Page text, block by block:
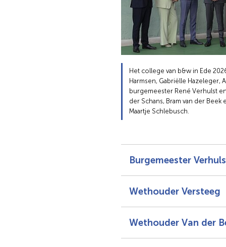
Het college van b&w in Ede
Harmsen, Gabriëlle Hazeleger,
burgemeester René Verhulst
der Schans, Bram van der
Maartje Schlebusch.
Burgemeester
Wethouder Versteeg
Wethouder Van der